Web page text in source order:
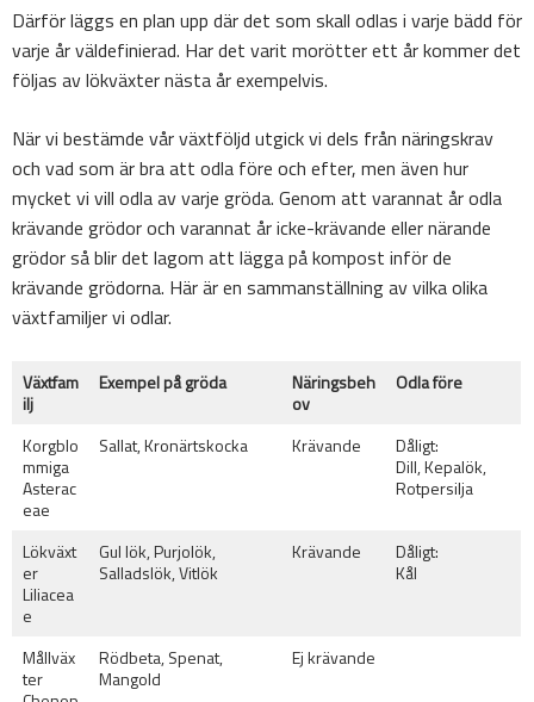
Därför läggs en plan upp där det som skall odlas i varje bädd för
varje år väldefinierad. Har det varit morötter ett år kommer det
följas av lökväxter nästa år exempelvis.
När vi bestämde vår växtföljd utgick vi dels från näringskrav
och vad som är bra att odla före och efter, men även hur
mycket vi vill odla av varje gröda. Genom att varannat år odla
krävande grödor och varannat år icke-krävande eller närande
grödor så blir det lagom att lägga på kompost inför de
krävande grödorna. Här är en sammanställning av vilka olika
växtfamiljer vi odlar.
Växtfam
ilj
Exempel på gröda
Näringsbeh
ov
Odla före
Korgblo
mmiga
Asterac
eae
Sallat, Kronärtskocka Krävande
Dåligt:
Dill, Kepalök,
Rotpersilja
Lökväxt
er
Liliacea
e
Gul lök, Purjolök,
Salladslök, Vitlök
Krävande
Dåligt:
Kål
Mållväx
ter
Rödbeta, Spenat,
Mangold
Ej krävande